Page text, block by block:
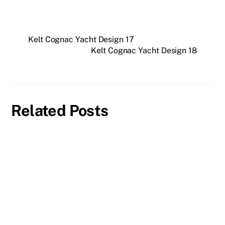
Kelt Cognac Yacht Design 17
Kelt Cognac Yacht Design 18
Related Posts